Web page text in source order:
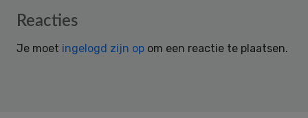
Reader
Reacties
Je moet ingelogd zijn op om een reactie te plaatsen.